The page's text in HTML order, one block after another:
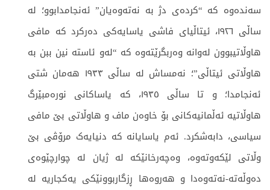
سەندەوە کە “کردەی دژ بە نەتەوەیان” ئەنجامدابوو؛ لە
ساڵی ١٩٢٦، ئیتاڵیای فاشی یاسایەکی دەرکرد کە مافی
هاوڵاتیبوون لەوانە وەربگرێتەوە کە “لەو ئاستە نین ببن بە
هاوڵاتی ئیتاڵی”؛ نەمساش لە ساڵی ١٩٣٣ هەمان شتی
ئەنجامدا؛ و تا ساڵی ١٩٣٥، کە یاساکانی نورەمبێرگ
هاوڵاتیە ئەڵمانیەکانی بۆ خاوەن ماف و هاوڵاتی بێ مافی
سیاسی، دابەشکرد. ئەم یاسایانە کە دنیایەک مرۆڤی بێ
وڵاتی لێکەوتەوە، وەچەرخانێکە لە ژیان لە چوارچێوەی
دەوڵەتە-نەتەوەدا و هەروەها ڕزگاربوونێکی یەکجاریە لە